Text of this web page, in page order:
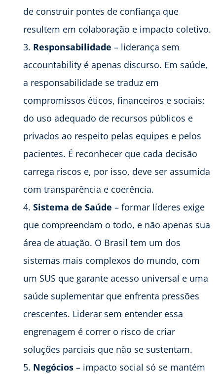
de construir pontes de confiança que
resultem em colaboração e impacto coletivo.
Responsabilidade – liderança sem
accountability é apenas discurso. Em saúde,
a responsabilidade se traduz em
compromissos éticos, financeiros e sociais:
do uso adequado de recursos públicos e
privados ao respeito pelas equipes e pelos
pacientes. É reconhecer que cada decisão
carrega riscos e, por isso, deve ser assumida
com transparência e coerência.
Sistema de Saúde – formar líderes exige
que compreendam o todo, e não apenas sua
área de atuação. O Brasil tem um dos
sistemas mais complexos do mundo, com
um SUS que garante acesso universal e uma
saúde suplementar que enfrenta pressões
crescentes. Liderar sem entender essa
engrenagem é correr o risco de criar
soluções parciais que não se sustentam.
Negócios – impacto social só se mantém